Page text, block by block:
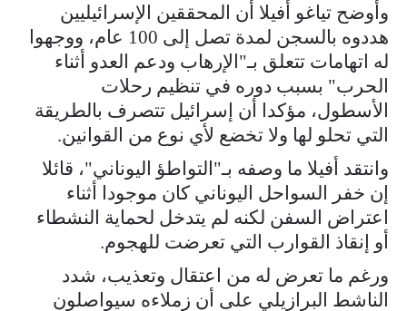
وأوضح تياغو أفيلا أن المحققين الإسرائيليين
هددوه بالسجن لمدة تصل إلى 100 عام، ووجهوا
له اتهامات تتعلق بـ"الإرهاب ودعم العدو أثناء
الحرب" بسبب دوره في تنظيم رحلات
الأسطول، مؤكدا أن إسرائيل تتصرف بالطريقة
التي تحلو لها ولا تخضع لأي نوع من القوانين.
وانتقد أفيلا ما وصفه بـ"التواطؤ اليوناني"، قائلا
إن خفر السواحل اليوناني كان موجودا أثناء
اعتراض السفن لكنه لم يتدخل لحماية النشطاء
أو إنقاذ القوارب التي تعرضت للهجوم.
ورغم ما تعرض له من اعتقال وتعذيب، شدد
الناشط البرازيلي على أن زملاءه سيواصلون